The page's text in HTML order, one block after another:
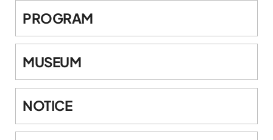
PROGRAM
MUSEUM
NOTICE